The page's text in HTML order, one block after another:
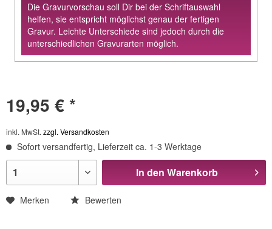
Die Gravurvorschau soll Dir bei der Schriftauswahl
helfen, sie entspricht möglichst genau der fertigen
Gravur. Leichte Unterschiede sind jedoch durch die
unterschiedlichen Gravurarten möglich.
19,95 € *
inkl. MwSt. zzgl. Versandkosten
Sofort versandfertig, Lieferzeit ca. 1-3 Werktage
In den Warenkorb
Merken Bewerten